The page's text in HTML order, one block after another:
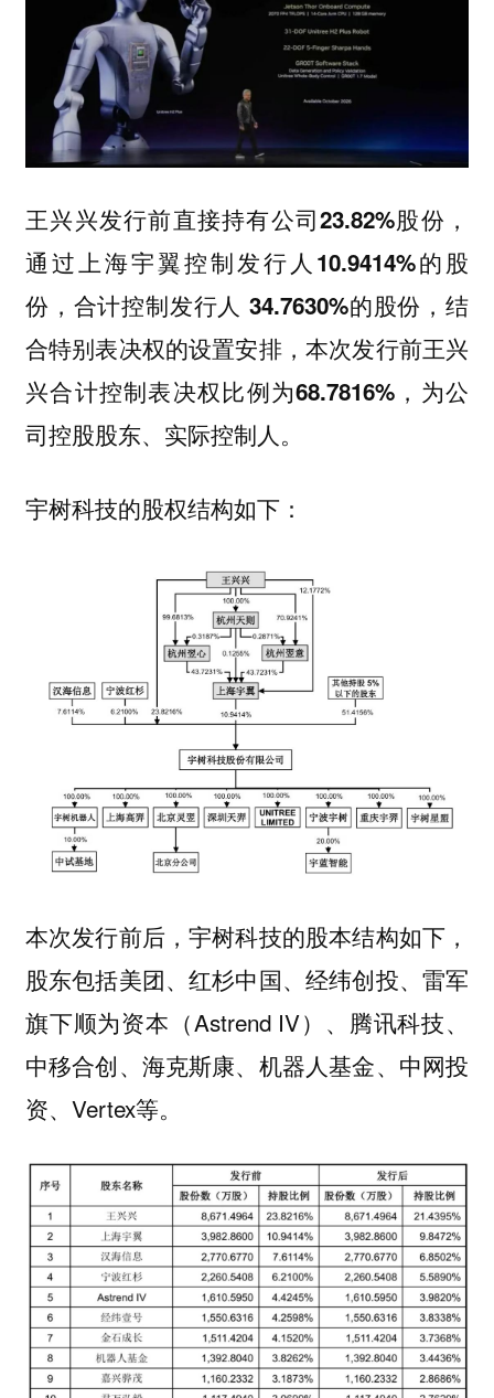
王兴兴发行前直接持有公司23.82%股份，
通过上海宇翼控制发行人 10.9414%的股
份，合计控制发行人34.7630%的股份，结
合特别表决权的设置安排，本次发行前王兴
兴合计控制表决权比例为68.7816%， 为公
司控股股东、实际控制人。
宇树科技的股权结构如下：
本次发行前后，宇树科技的股本结构如下，
股东包括美团、红杉中国、经纬创投、雷军
旗下顺为资本（Astrend IV）、腾讯科技、
中移合创、海克斯康、机器人基金、中网投
资、Vertex等。